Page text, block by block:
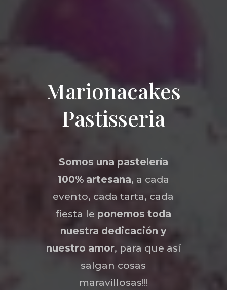
Marionacakes
Pastisseria
Somos una pastelería
100% artesana, a cada
evento, cada tarta, cada
fiesta le ponemos toda
nuestra dedicación y
nuestro amor, para que así
salgan cosas
maravillosas!!!